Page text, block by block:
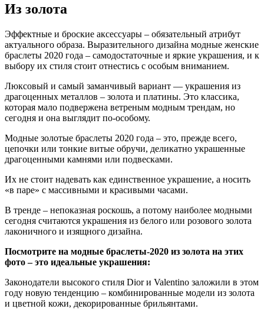
Из золота
Эффектные и броские аксессуары – обязательный атрибут
актуального образа. Выразительного дизайна модные женские
браслеты 2020 года – самодостаточные и яркие украшения, и к
выбору их стиля стоит отнестись с особым вниманием.
Люксовый и самый заманчивый вариант — украшения из
драгоценных металлов – золота и платины. Это классика,
которая мало подвержена ветреным модным трендам, но
сегодня и она выглядит по-особому.
Модные золотые браслеты 2020 года – это, прежде всего,
цепочки или тонкие витые обручи, деликатно украшенные
драгоценными камнями или подвесками.
Их не стоит надевать как единственное украшение, а носить
«в паре» с массивными и красивыми часами.
В тренде – непоказная роскошь, а потому наиболее модными
сегодня считаются украшения из белого или розового золота
лаконичного и изящного дизайна.
Посмотрите на модные браслеты-2020 из золота на этих
фото – это идеальные украшения:
Законодатели высокого стиля Dior и Valentino заложили в этом
году новую тенденцию – комбинированные модели из золота
и цветной кожи, декорированные брильянтами.